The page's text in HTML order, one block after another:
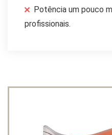
Potência um pouco
profissionais.